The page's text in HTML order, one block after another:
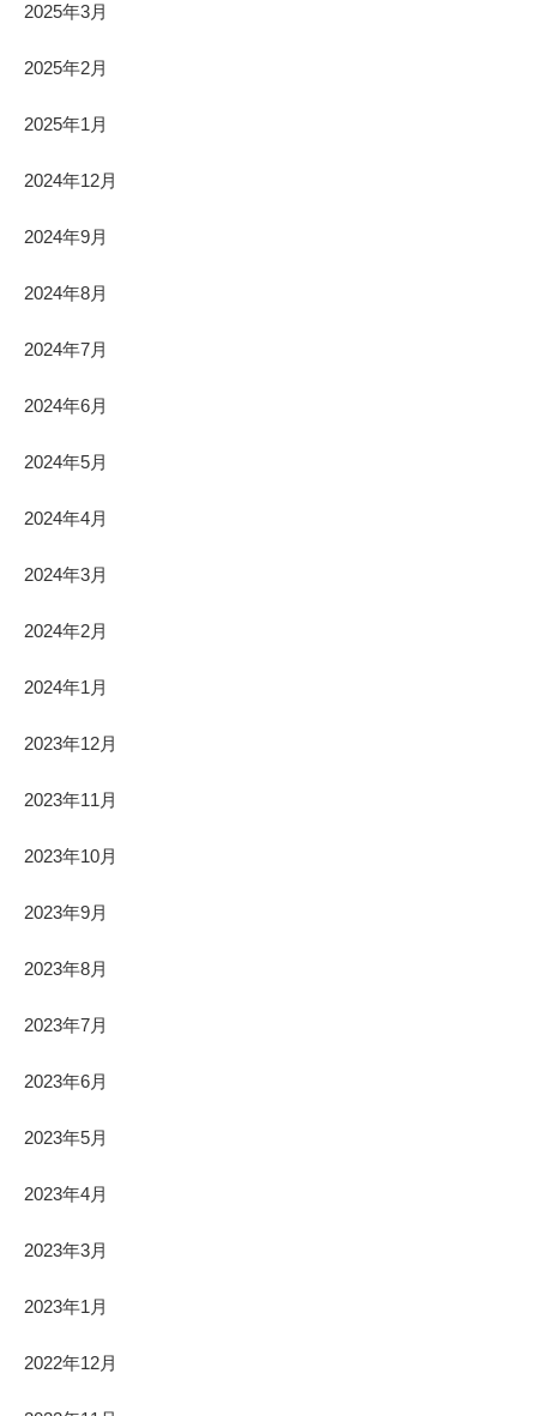
2025年3月
2025年2月
2025年1月
2024年12月
2024年9月
2024年8月
2024年7月
2024年6月
2024年5月
2024年4月
2024年3月
2024年2月
2024年1月
2023年12月
2023年11月
2023年10月
2023年9月
2023年8月
2023年7月
2023年6月
2023年5月
2023年4月
2023年3月
2023年1月
2022年12月